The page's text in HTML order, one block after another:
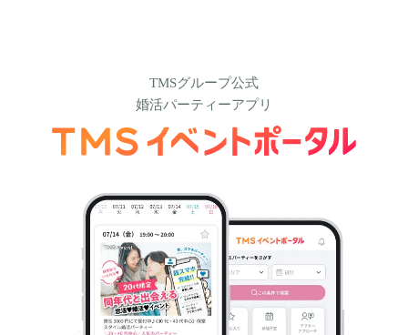
TMSグループ公式
婚活パーティーアプリ